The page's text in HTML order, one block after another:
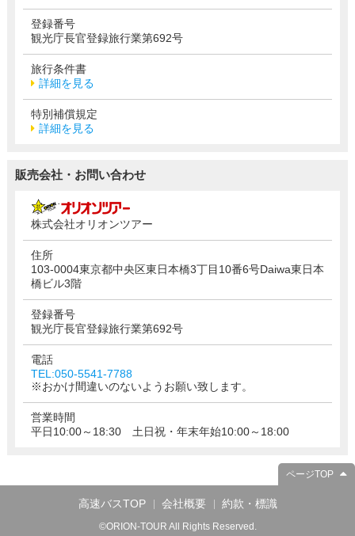
登録番号
観光庁長官登録旅行業第692号
旅行条件書
詳細を見る
特別補償規定
詳細を見る
販売会社・お問い合わせ
株式会社オリオンツアー
住所
103-0004東京都中央区東日本橋3丁目10番6号Daiwa東日本
橋ビル3階
登録番号
観光庁長官登録旅行業第692号
電話
TEL:050-5541-7788
※おかけ間違いのないようお願い致します。
営業時間
平日10:00～18:30 土日祝・年末年始10:00～18:00
ページTOP
高速バスTOP 会社概要 約款・標識
©ORION-TOUR All Rights Reserved.